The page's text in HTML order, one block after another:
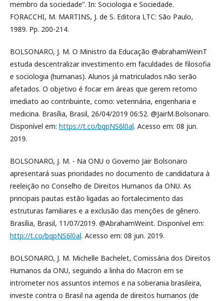
membro da sociedade”. In: Sociologia e Sociedade.
FORACCHI, M. MARTINS, J. de S. Editora LTC: São Paulo,
1989. Pp. 200-214.
BOLSONARO, J. M. O Ministro da Educação @abrahamWeinT
estuda descentralizar investimento em faculdades de filosofia
e sociologia (humanas). Alunos já matriculados não serão
afetados. O objetivo é focar em áreas que gerem retorno
imediato ao contribuinte, como: veterinária, engenharia e
medicina. Brasília, Brasil, 26/04/2019 06:52. @JairM.Bolsonaro.
Disponível em: https://t.co/bqpNS6l0al. Acesso em: 08 jun.
2019.
BOLSONARO, J. M. - Na ONU o Governo Jair Bolsonaro
apresentará suas prioridades no documento de candidatura à
reeleição no Conselho de Direitos Humanos da ONU. As
principais pautas estão ligadas ao fortalecimento das
estruturas familiares e a exclusão das menções de gênero.
Brasília, Brasil, 11/07/2019. @AbrahamWeint. Disponível em:
http://t.co/bqpNS6l0al. Acesso em: 08 jun. 2019.
BOLSONARO, J. M. Michelle Bachelet, Comissária dos Direitos
Humanos da ONU, seguindo a linha do Macron em se
intrometer nos assuntos internos e na soberania brasileira,
investe contra o Brasil na agenda de direitos humanos (de